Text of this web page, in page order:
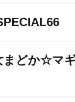
まどか☆マ